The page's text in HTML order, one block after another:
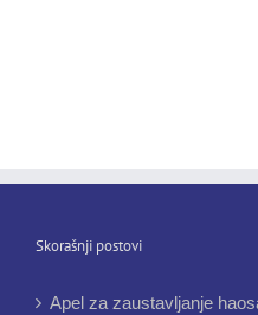
Skorašnji postovi
Apel za zaustavljanje